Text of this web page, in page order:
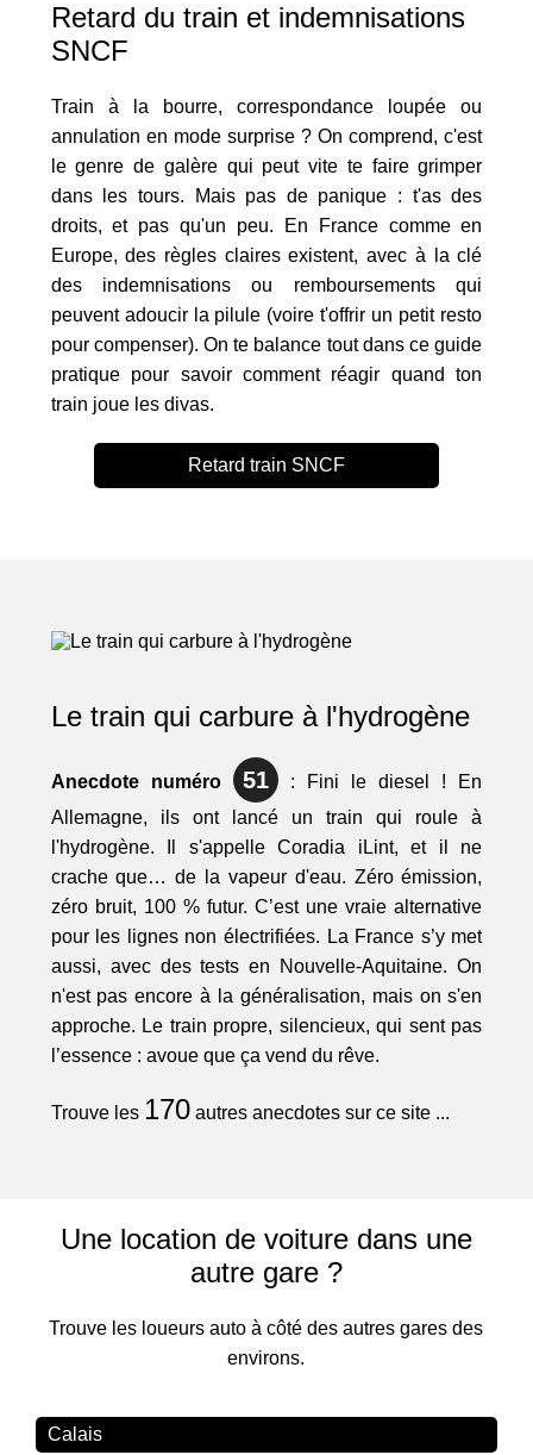
Retard du train et indemnisations
SNCF
Train à la bourre, correspondance loupée ou
annulation en mode surprise ? On comprend, c'est
le genre de galère qui peut vite te faire grimper
dans les tours. Mais pas de panique : t'as des
droits, et pas qu'un peu. En France comme en
Europe, des règles claires existent, avec à la clé
des indemnisations ou remboursements qui
peuvent adoucir la pilule (voire t'offrir un petit resto
pour compenser). On te balance tout dans ce guide
pratique pour savoir comment réagir quand ton
train joue les divas.
Retard train SNCF
Le train qui carbure à l'hydrogène
Anecdote numéro 51 : Fini le diesel ! En
Allemagne, ils ont lancé un train qui roule à
l'hydrogène. Il s'appelle Coradia iLint, et il ne
crache que… de la vapeur d'eau. Zéro émission,
zéro bruit, 100 % futur. C’est une vraie alternative
pour les lignes non électrifiées. La France s’y met
aussi, avec des tests en Nouvelle-Aquitaine. On
n'est pas encore à la généralisation, mais on s'en
approche. Le train propre, silencieux, qui sent pas
l’essence : avoue que ça vend du rêve.
Trouve les 170autres anecdotes sur ce site ...
Une location de voiture dans une
autre gare ?
Trouve les loueurs auto à côté des autres gares des
environs.
Calais